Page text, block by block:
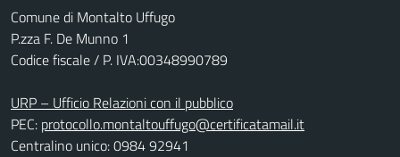
Comune di Montalto Uffugo
P.zza F. De Munno 1
Codice fiscale / P. IVA:00348990789
URP – Ufficio Relazioni con il pubblico
PEC: protocollo.montaltouffugo@certificatamail.it
Centralino unico: 0984 92941